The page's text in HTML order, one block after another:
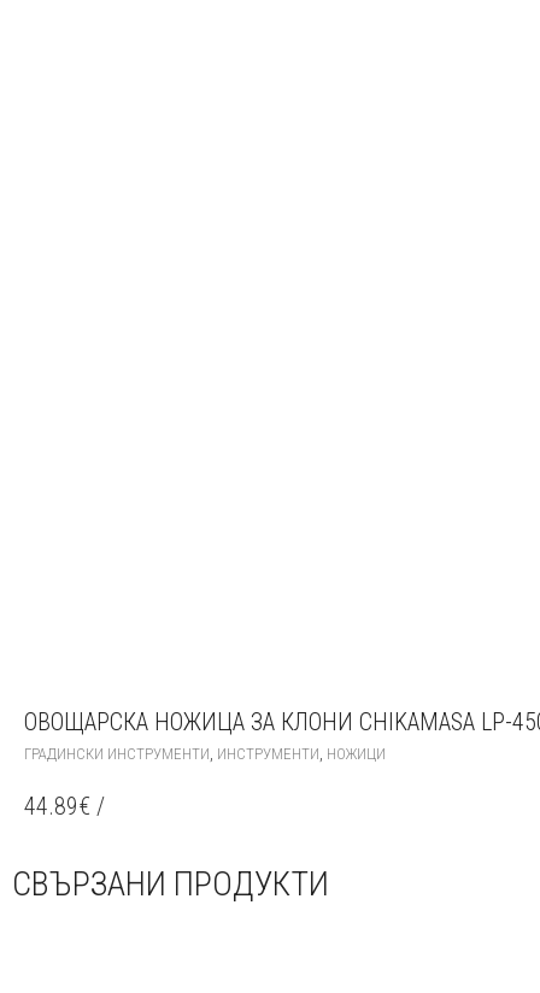
ОВОЩАРСКА НОЖИЦА ЗА КЛОНИ CHIKAMASA LP-
ГРАДИНСКИ ИНСТРУМЕНТИ ИНСТРУМЕНТИ НОЖИЦИ
44.89€ /
СВЪРЗАНИ ПРОДУКТИ